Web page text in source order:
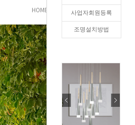
HOME 실내/실외>초음파 가습기
사업자회원등록
조명설치방법